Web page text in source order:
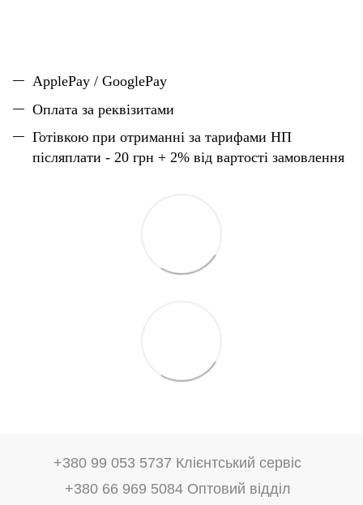
ApplePay / GooglePay
Оплата за реквізитами
Готівкою при отриманні за тарифами НП
післяплати - 20 грн + 2% від вартості замовлення
+380 99 053 5737 Клієнтський сервіс
+380 66 969 5084 Оптовий відділ